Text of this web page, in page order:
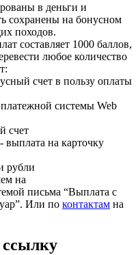
в деньги и
сохранены на бонусном
походов.
составляет 1000 баллов,
любое количество
счет в пользу оплаты
системы Web
счет
на карточку
рубли
на
письма “Выплата с
Или по контактам на